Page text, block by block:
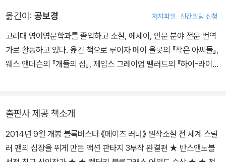
펜스를 자랑하며 독자들을 사로잡은 《메이즈 러너》는 이후 《스코치
트라이얼》 《데스 큐어》 《킬 오더》 《피버 코드》로 이어지며 발표 즉
시 베스트셀러 1위를 차지하는 밀리언셀러 시리즈로 자리를 굳혔다.
웨스 볼 감독이 연출하고 딜런 오브라이언, 카야 스코델라리오, 토머
키 마운틴에서 거주하며 집필 활동을 하고 있다.
옮긴이: 공보경 저자파일 신간알림 신청
고려대 영어영문학과를 졸업하고 소설, 에세이, 인문 분야 전문 번역
가로 활동하고 있다. 옮긴 책으로 루이자 메이 올콧의 『작은 아씨들』,
웨스 앤더슨의 『개들의 섬』, 제임스 그레이엄 밸러드의 『하이-라이
출판사 제공 책소개
2014년 9월 개봉 블록버스터 《메이즈 러너》 원작소설 전 세계 스릴
러 팬의 심장을 뛰게 만든 액션 판타지 3부작 완결편 ★ 반스앤노블